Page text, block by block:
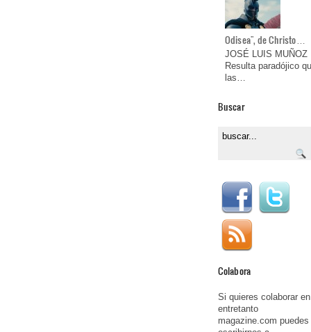
Odisea", de Christo…
JOSÉ LUIS MUÑOZ
Resulta paradójico
las…
Buscar
Colabora
Si quieres colaborar en
entretanto
magazine.com puedes